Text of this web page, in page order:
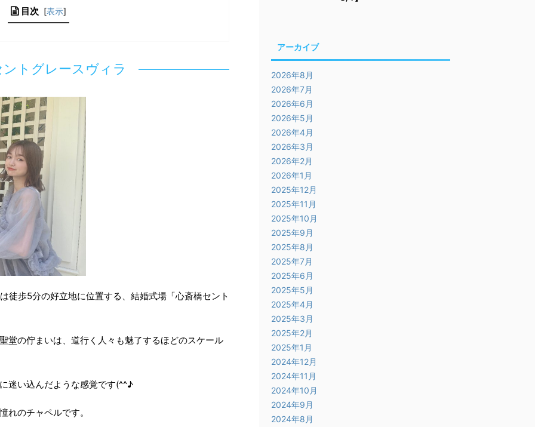
目次 [表示]
トグレースヴィラ
徒歩5分の好立地に位置する、結婚式場「心斎橋セント
堂の佇まいは、道行く人々も魅了するほどのスケール
迷い込んだような感覚です(^^♪
れのチャペルです。
アーカイブ
2026年8月
2026年7月
2026年6月
2026年5月
2026年4月
2026年3月
2026年2月
2026年1月
2025年12月
2025年11月
2025年10月
2025年9月
2025年8月
2025年7月
2025年6月
2025年5月
2025年4月
2025年3月
2025年2月
2025年1月
2024年12月
2024年11月
2024年10月
2024年9月
2024年8月